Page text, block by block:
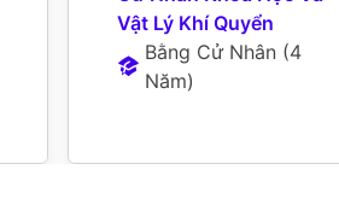
Vật Lý Khí Quyển
Bằng Cử Nhân (4
Năm)